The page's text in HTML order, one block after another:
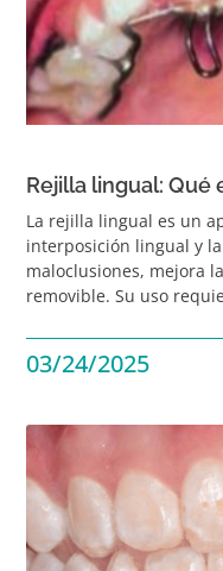
Rejilla lingual: Qué
La rejilla lingual es un
interposición lingual y
maloclusiones, mejora
removible. Su uso
03/24/2025